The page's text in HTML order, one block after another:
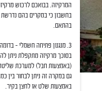
המרקיזה. בבואכם לרכוש
בחשבון כי במקרים בהם
בהתאם.
3. מנגנון פתיחה חשמלי –
בסוכך מרקיזה מתקפלת ניתן
(באמצעות חבל) למערכת
גם במקרה זה ניתן לבחור בין
באמצעות שלט או לחצן בקיר.